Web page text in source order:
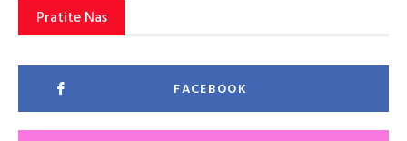
Pratite Nas
FACEBOOK